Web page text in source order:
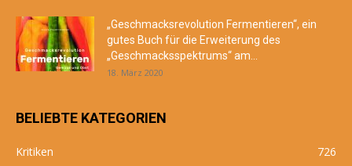
„Geschmacksrevolution Fermentieren“, ein
gutes Buch für die Erweiterung des
„Geschmacksspektrums“ am...
18. März 2020
BELIEBTE KATEGORIEN
Kritiken
726